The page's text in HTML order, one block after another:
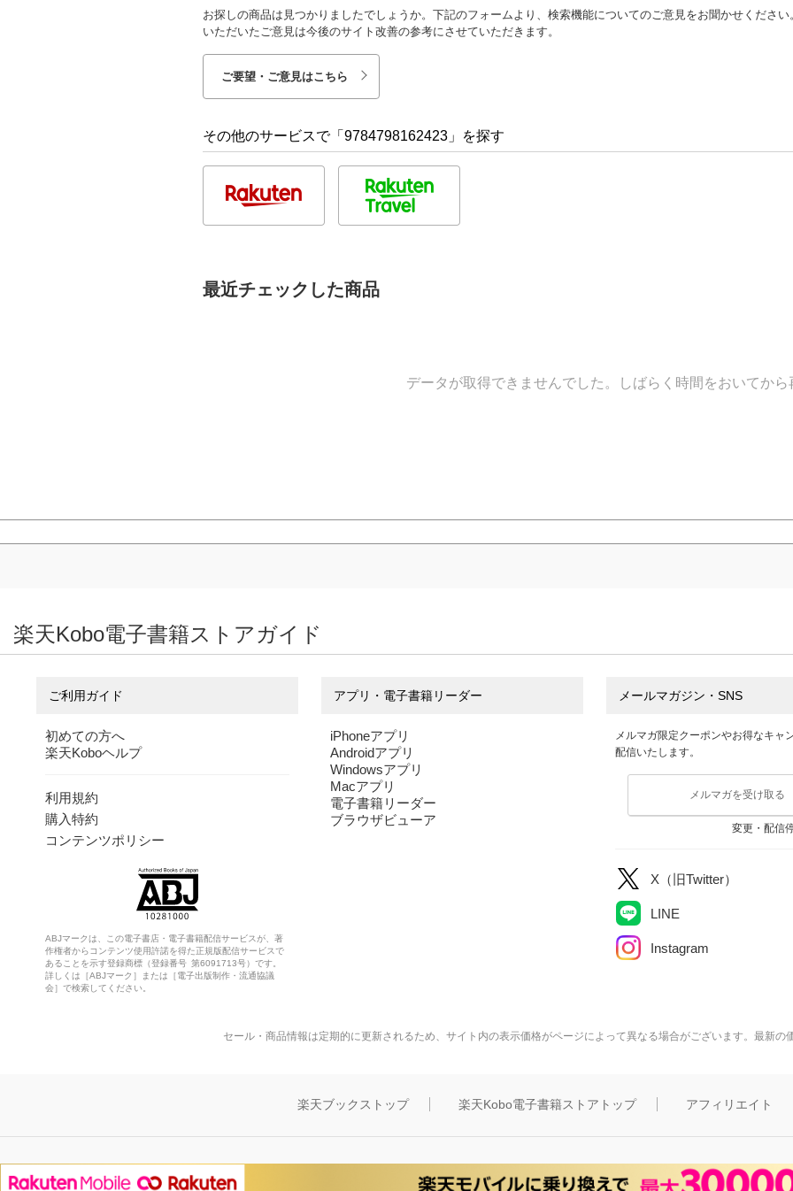
お探しの商品は見つかりましたでしょうか。下記のフォームより、検索機能についてのご意見をお聞かせください
いただいたご意見は今後のサイト改善の参考にさせていただきます。
ご要望・ご意見はこちら
その他のサービスで「9784798162423」を探す
最近チェックした商品
データが取得できませんでした。しばらく時間をおいてから
楽天Kobo電子書籍ストアガイド
ご利用ガイド
初めての方へ
楽天Koboヘルプ
利用規約
購入特約
コンテンツポリシー
ABJマークは、この電子書店・電子書籍配信サービスが、著
作権者からコンテンツ使用許諾を得た正規版配信サービスで
あることを示す登録商標（登録番号 第6091713号）です。
詳しくは［ABJマーク］または［電子出版制作・流通協議
会］で検索してください。
アプリ・電子書籍リーダー
iPhoneアプリ
Androidアプリ
Windowsアプリ
Macアプリ
電子書籍リーダー
ブラウザビューア
メールマガジン・SNS
メルマガ限定クーポンやお得なキャ
配信いたします。
メルマガを受け取る
変更・配信
X（旧Twitter）
LINE
Instagram
セール・商品情報は定期的に更新されるため、サイト内の表示価格がページによって異なる場合がございます。最新の
楽天ブックストップ 楽天Kobo電子書籍ストアトップ アフィリエイト